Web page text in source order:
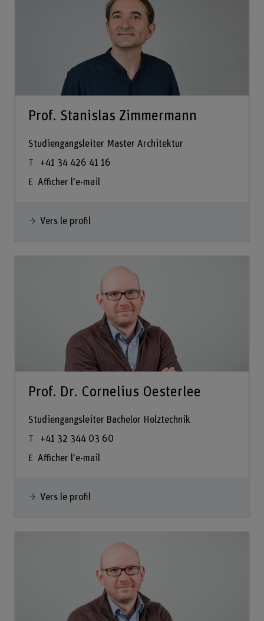
Prof. Stanislas Zimmermann
Studiengangsleiter Master Architektur
+41 34 426 41 16
Afficher l'e-mail
Vers le profil
Prof. Dr. Cornelius Oesterlee
Studiengangsleiter Bachelor Holztechnik
+41 32 344 03 60
Afficher l'e-mail
Vers le profil